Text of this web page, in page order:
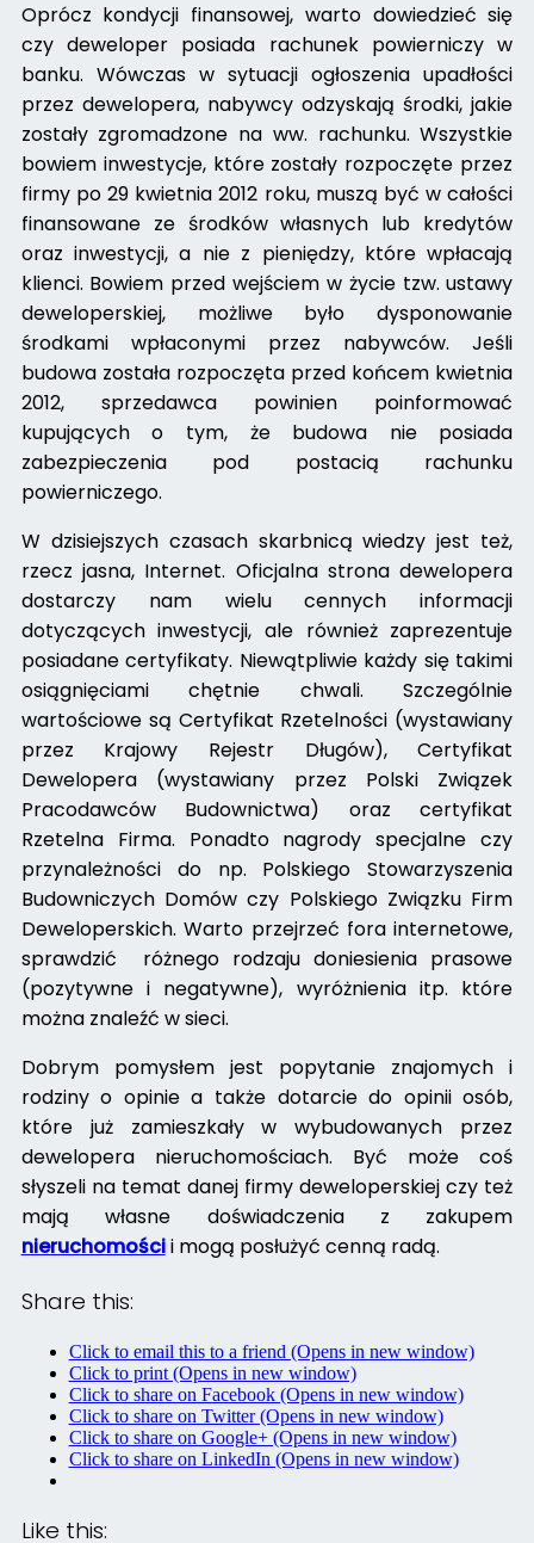
Oprócz kondycji finansowej, warto dowiedzieć się
czy deweloper posiada rachunek powierniczy w
banku. Wówczas w sytuacji ogłoszenia upadłości
przez dewelopera, nabywcy odzyskają środki, jakie
zostały zgromadzone na ww. rachunku. Wszystkie
bowiem inwestycje, które zostały rozpoczęte przez
firmy po 29 kwietnia 2012 roku, muszą być w całości
finansowane ze środków własnych lub kredytów
oraz inwestycji, a nie z pieniędzy, które wpłacają
klienci. Bowiem przed wejściem w życie tzw. ustawy
deweloperskiej, możliwe było dysponowanie
środkami wpłaconymi przez nabywców. Jeśli
budowa została rozpoczęta przed końcem kwietnia
2012, sprzedawca powinien poinformować
kupujących o tym, że budowa nie posiada
zabezpieczenia pod postacią rachunku
powierniczego.
W dzisiejszych czasach skarbnicą wiedzy jest też,
rzecz jasna, Internet. Oficjalna strona dewelopera
dostarczy nam wielu cennych informacji
dotyczących inwestycji, ale również zaprezentuje
posiadane certyfikaty. Niewątpliwie każdy się takimi
osiągnięciami chętnie chwali. Szczególnie
wartościowe są Certyfikat Rzetelności (wystawiany
przez Krajowy Rejestr Długów), Certyfikat
Dewelopera (wystawiany przez Polski Związek
Pracodawców Budownictwa) oraz certyfikat
Rzetelna Firma. Ponadto nagrody specjalne czy
przynależności do np. Polskiego Stowarzyszenia
Budowniczych Domów czy Polskiego Związku Firm
Deweloperskich. Warto przejrzeć fora internetowe,
sprawdzić różnego rodzaju doniesienia prasowe
(pozytywne i negatywne), wyróżnienia itp. które
można znaleźć w sieci.
Dobrym pomysłem jest popytanie znajomych i
rodziny o opinie a także dotarcie do opinii osób,
które już zamieszkały w wybudowanych przez
dewelopera nieruchomościach. Być może coś
słyszeli na temat danej firmy deweloperskiej czy też
mają własne doświadczenia z zakupem
nieruchomościi mogą posłużyć cenną radą.
Share this:
Click to email this to a friend (Opens in new window)
Click to print (Opens in new window)
Click to share on Facebook (Opens in new window)
Click to share on Twitter (Opens in new window)
Click to share on Google+ (Opens in new window)
Click to share on LinkedIn (Opens in new window)
Like this: